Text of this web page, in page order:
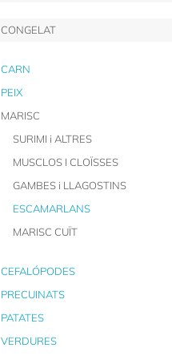
CONGELAT
CARN
PEIX
MARISC
SURIMI i ALTRES
MUSCLOS I CLOÏSSES
GAMBES i LLAGOSTINS
ESCAMARLANS
MARISC CUÏT
CEFALÓPODES
PRECUINATS
PATATES
VERDURES